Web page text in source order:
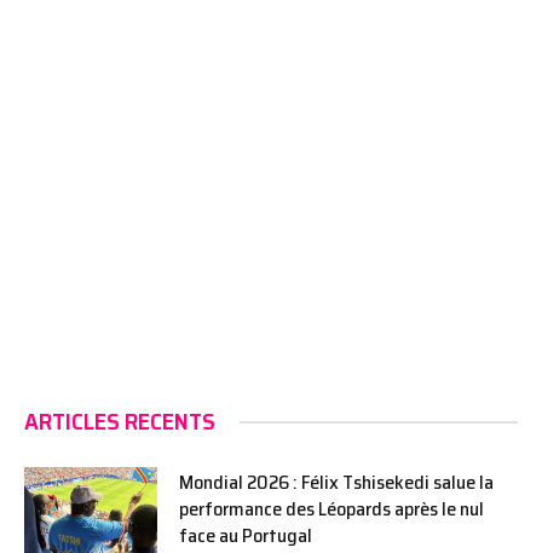
ARTICLES RECENTS
Mondial 2026 : Félix Tshisekedi salue la
performance des Léopards après le nul
face au Portugal